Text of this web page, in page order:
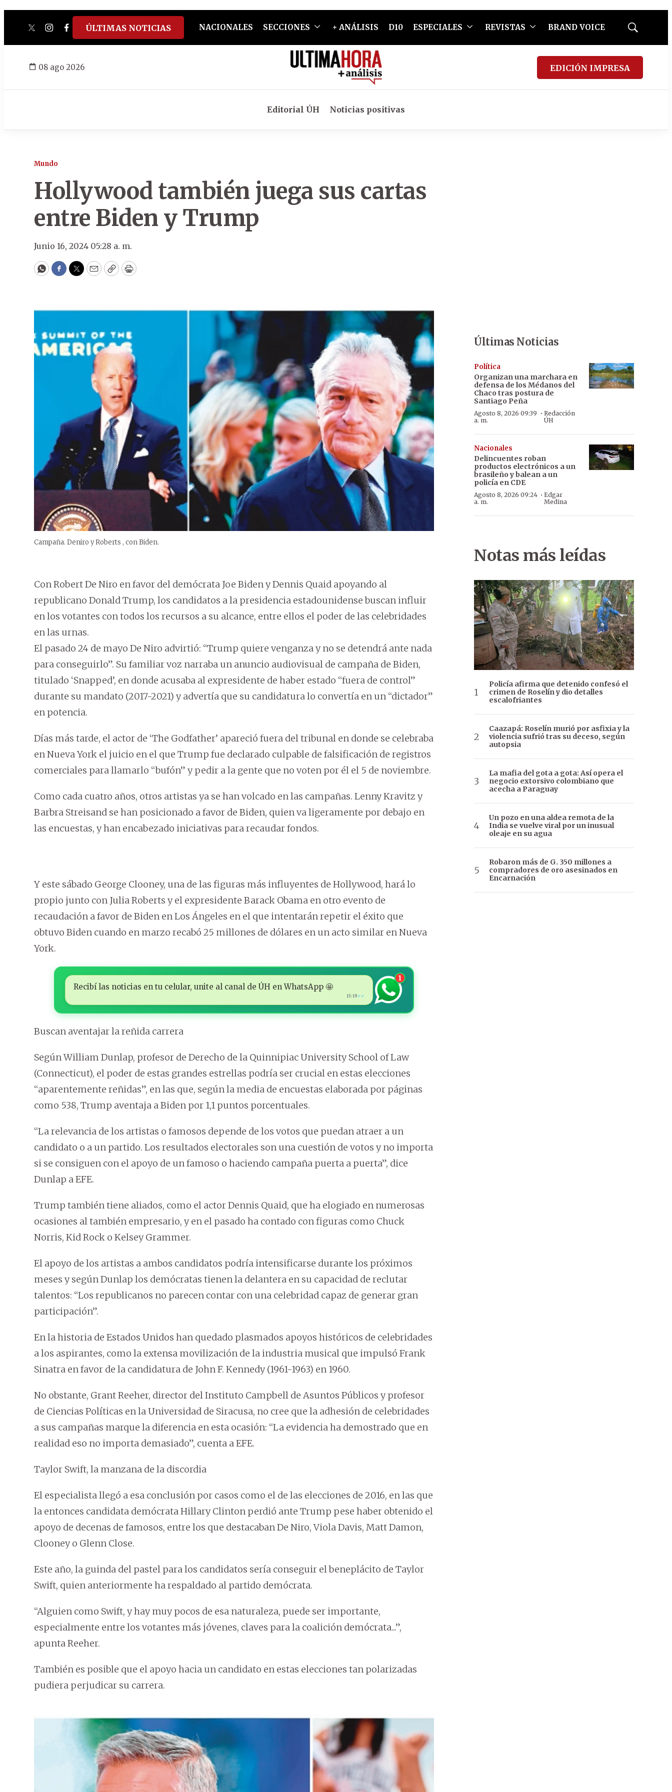
twitterinstagram
facebook
tiktokyoutube
spotify
ÚLTIMAS NOTICIAS NACIONALES SECCIONES + ANÁLISIS D10 ESPECIALES REVISTAS BRAND VOICE
Mostrar
08 ago 2026 EDICIÓN IMPRESA
Editorial ÚH Noticias positivas
Mundo
Hollywood también juega sus cartas
entre Biden y Trump
Junio 16, 2024 05:28 a. m.
WhatsApp
Facebook
Twitter
EmailCopyPrint
Campaña. Deniro y Roberts , con Biden.
Con Robert De Niro en favor del demócrata Joe Biden y Dennis Quaid apoyando al
republicano Donald Trump, los candidatos a la presidencia estadounidense buscan influir
en los votantes con todos los recursos a su alcance, entre ellos el poder de las celebridades
en las urnas.
El pasado 24 de mayo De Niro advirtió: “Trump quiere venganza y no se detendrá ante nada
para conseguirlo”. Su familiar voz narraba un anuncio audiovisual de campaña de Biden,
titulado ‘Snapped’, en donde acusaba al expresidente de haber estado “fuera de control”
durante su mandato (2017-2021) y advertía que su candidatura lo convertía en un “dictador”
en potencia.
Días más tarde, el actor de ‘The Godfather’ apareció fuera del tribunal en donde se celebraba
en Nueva York el juicio en el que Trump fue declarado culpable de falsificación de registros
comerciales para llamarlo “bufón” y pedir a la gente que no voten por él el 5 de noviembre.
Como cada cuatro años, otros artistas ya se han volcado en las campañas. Lenny Kravitz y
Barbra Streisand se han posicionado a favor de Biden, quien va ligeramente por debajo en
las encuestas, y han encabezado iniciativas para recaudar fondos.
Y este sábado George Clooney, una de las figuras más influyentes de Hollywood, hará lo
propio junto con Julia Roberts y el expresidente Barack Obama en otro evento de
recaudación a favor de Biden en Los Ángeles en el que intentarán repetir el éxito que
obtuvo Biden cuando en marzo recabó 25 millones de dólares en un acto similar en Nueva
York.
Recibí las noticias en tu celular, unite al canal de ÚH en WhatsApp 🤩
13:19 ✓✓
1
Buscan aventajar la reñida carrera
Según William Dunlap, profesor de Derecho de la Quinnipiac University School of Law
(Connecticut), el poder de estas grandes estrellas podría ser crucial en estas elecciones
“aparentemente reñidas”, en las que, según la media de encuestas elaborada por páginas
como 538, Trump aventaja a Biden por 1,1 puntos porcentuales.
“La relevancia de los artistas o famosos depende de los votos que puedan atraer a un
candidato o a un partido. Los resultados electorales son una cuestión de votos y no importa
si se consiguen con el apoyo de un famoso o haciendo campaña puerta a puerta”, dice
Dunlap a EFE.
Trump también tiene aliados, como el actor Dennis Quaid, que ha elogiado en numerosas
ocasiones al también empresario, y en el pasado ha contado con figuras como Chuck
Norris, Kid Rock o Kelsey Grammer.
El apoyo de los artistas a ambos candidatos podría intensificarse durante los próximos
meses y según Dunlap los demócratas tienen la delantera en su capacidad de reclutar
talentos: “Los republicanos no parecen contar con una celebridad capaz de generar gran
participación”.
En la historia de Estados Unidos han quedado plasmados apoyos históricos de celebridades
a los aspirantes, como la extensa movilización de la industria musical que impulsó Frank
Sinatra en favor de la candidatura de John F. Kennedy (1961-1963) en 1960.
No obstante, Grant Reeher, director del Instituto Campbell de Asuntos Públicos y profesor
de Ciencias Políticas en la Universidad de Siracusa, no cree que la adhesión de celebridades
a sus campañas marque la diferencia en esta ocasión: “La evidencia ha demostrado que en
realidad eso no importa demasiado”, cuenta a EFE.
Taylor Swift, la manzana de la discordia
El especialista llegó a esa conclusión por casos como el de las elecciones de 2016, en las que
la entonces candidata demócrata Hillary Clinton perdió ante Trump pese haber obtenido el
apoyo de decenas de famosos, entre los que destacaban De Niro, Viola Davis, Matt Damon,
Clooney o Glenn Close.
Este año, la guinda del pastel para los candidatos sería conseguir el beneplácito de Taylor
Swift, quien anteriormente ha respaldado al partido demócrata.
“Alguien como Swift, y hay muy pocos de esa naturaleza, puede ser importante,
especialmente entre los votantes más jóvenes, claves para la coalición demócrata...”,
apunta Reeher.
También es posible que el apoyo hacia un candidato en estas elecciones tan polarizadas
pudiera perjudicar su carrera.
Últimas Noticias
Política
Organizan una marchara en
defensa de los Médanos del
Chaco tras postura de
Santiago Peña
Agosto 8, 2026 09:39
a. m.
·Redacción
ÚH
Nacionales
Delincuentes roban
productos electrónicos a un
brasileño y balean a un
policía en CDE
Agosto 8, 2026 09:24
a. m.
· Edgar
Medina
Notas más leídas
Policía afirma que detenido confesó el
crimen de Roselín y dio detalles
escalofriantes
Caazapá: Roselín murió por asfixia y la
violencia sufrió tras su deceso, según
autopsia
La mafia del gota a gota: Así opera el
negocio extorsivo colombiano que
acecha a Paraguay
Un pozo en una aldea remota de la
India se vuelve viral por un inusual
oleaje en su agua
Robaron más de G. 350 millones a
compradores de oro asesinados en
Encarnación